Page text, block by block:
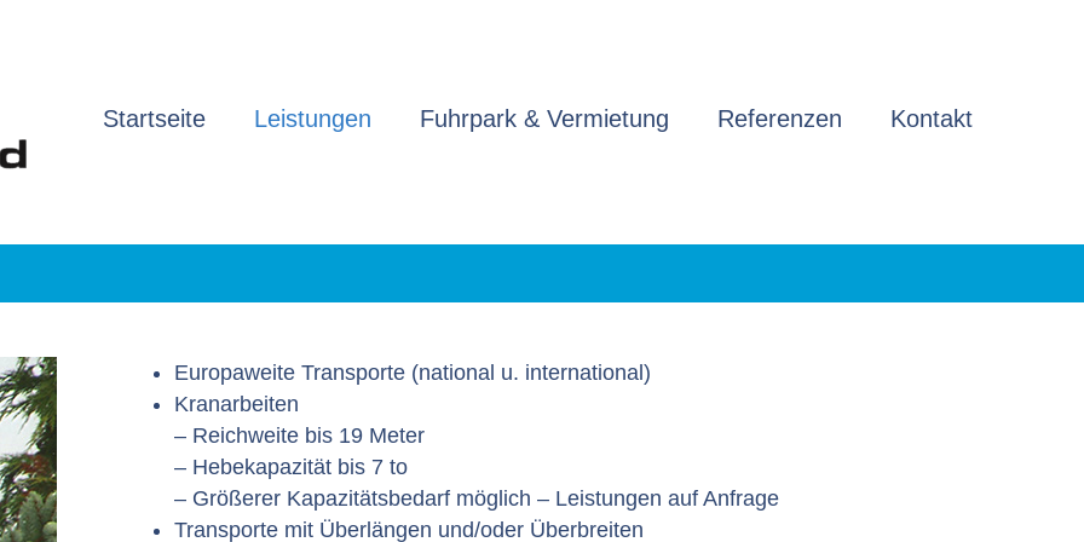
Startseite Leistungen Fuhrpark & Vermietung Referenzen Kontakt
Europaweite Transporte (national u. international)
Kranarbeiten
– Reichweite bis 19 Meter
– Hebekapazität bis 7 to
– Größerer Kapazitätsbedarf möglich – Leistungen auf Anfrage
Transporte mit Überlängen und/oder Überbreiten